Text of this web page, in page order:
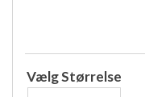
Vælg Størrelse